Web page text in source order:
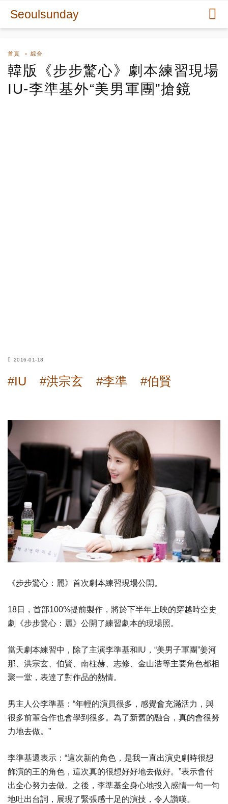
Seoulsunday
首頁 綜合
韓版《步步驚心》劇本練習現場
IU-李準基外“美男軍團”搶鏡
2016-01-18
#IU #洪宗玄 #李準 #伯賢
《步步驚心：麗》首次劇本練習現場公開。
18日，首部100%提前製作，將於下半年上映的穿越時空史
劇《步步驚心：麗》公開了練習劇本的現場照。
當天劇本練習中，除了主演李準基和IU，“美男子軍團”姜河
那、洪宗玄、伯賢、南柱赫、志修、金山浩等主要角色都相
聚一堂，表達了對作品的熱情。
男主人公李準基：“年輕的演員很多，感覺會充滿活力，與
很多前輩合作也會學到很多。為了新舊的融合，真的會很努
力地去做。”
李準基還表示：“這次新的角色，是我一直出演史劇時很想
飾演的王的角色，這次真的很想好好地去做好。”表示會付
出全心努力去做。 之後，李準基全身心地投入感情一句一句
地吐出台詞，展現了緊張感十足的演技，令人讚嘆。